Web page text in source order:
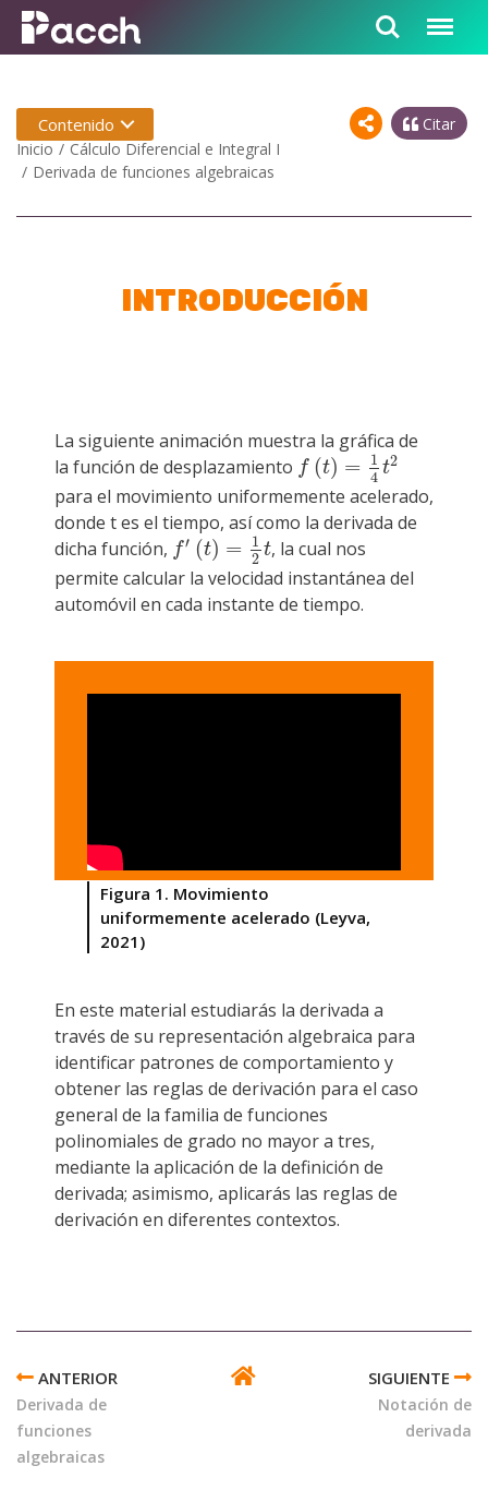
Citar
Inicio
Cálculo Diferencial e Integral I
Derivada de funciones algebraicas
Contenido
INTRODUCCIÓN
La siguiente animación muestra la gráfica de
la función de desplazamiento f (t) = 1
4 t2
f( )=1 4t2
para el movimiento uniformemente acelerado,
donde t es el tiempo, así como la derivada de
dicha función, f′ (t) = 1
2 t
f′(t )=1 2t
, la cual nos
permite calcular la velocidad instantánea del
automóvil en cada instante de tiempo.
Figura 1. Movimiento
uniformemente acelerado (Leyva,
2021)
En este material estudiarás la derivada a
través de su representación algebraica para
identificar patrones de comportamiento y
obtener las reglas de derivación para el caso
general de la familia de funciones
polinomiales de grado no mayor a tres,
mediante la aplicación de la definición de
derivada; asimismo, aplicarás las reglas de
derivación en diferentes contextos.
TRANSVERSALES
DE
BOOK
Derivada de
funciones
algebraicas
Notación de
derivada